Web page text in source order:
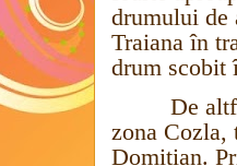
drumului de
Traiana în
drum
De
zona Cozla,
Domitian.